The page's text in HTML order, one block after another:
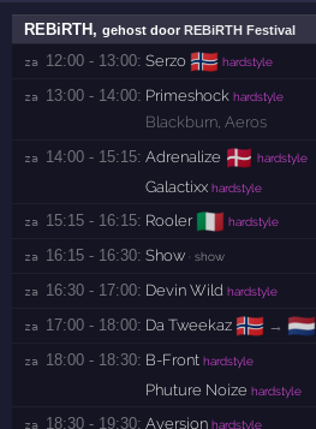
REBiRTH ,gehost doorREBiRTH Festival
za 12:00 - 13:00: Serzo 🇳🇴 hardstyle
za 13:00 - 14:00: Primeshock hardstyle
Blackburn Aeros
za 14:00 - 15:15: Adrenalize 🇩🇰 hardstyle
Galactixx hardstyle
za 15:15 - 16:15: Rooler 🇮🇹 hardstyle
za 16:15 - 16:30: Show · show
za 16:30 - 17:00: Devin Wild hardstyle
za 17:00 - 18:00: Da Tweekaz 🇳🇴 → 🇳🇱
za 18:00 - 18:30: B-Front hardstyle
Phuture Noize hardstyle
za 18:30 - 19:30: Aversion hardstyle